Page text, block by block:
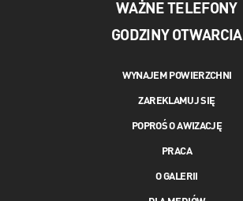
WAŻNE TELEFONY
GODZINY OTWARCIA
WYNAJEM POWIERZCHNI
ZAREKLAMUJ SIĘ
POPROŚ O AWIZACJĘ
PRACA
O GALERII